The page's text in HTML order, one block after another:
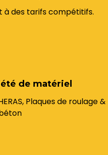
à des tarifs compétitifs.
de matériel
Plaques de roulage &